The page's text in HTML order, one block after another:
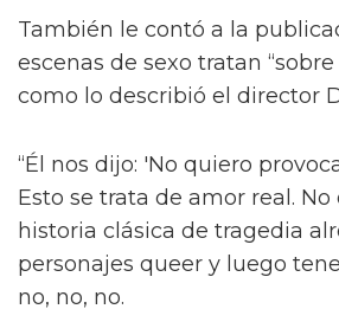
También le contó a la
escenas de sexo tratan
como lo describió el director
“Él nos dijo: 'No quiero
Esto se trata de amor real.
historia clásica de tragedia
personajes queer y luego
no, no, no.